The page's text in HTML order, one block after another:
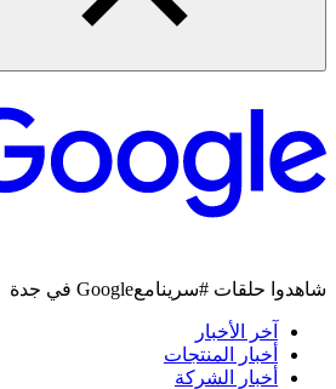
شاهدوا حلقات #سرينامعGoogle في جدة
آخر الأخبار
أخبار المنتجات
أخبار الشركة